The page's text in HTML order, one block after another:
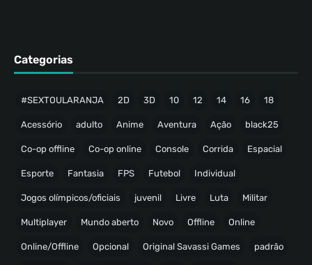
Categorias
#SEXTOULARANJA 2D 3D 10 12 14 16 18
Acessório adulto Anime Aventura Ação black25
Co-op offline Co-op online Console Corrida Espacial
Esporte Fantasia FPS Futebol Individual
Jogos olímpicos/oficiais juvenil Livre Luta Militar
Multiplayer Mundo aberto Novo Offline Online
Online/Offline Opcional Original Savassi Games padrão